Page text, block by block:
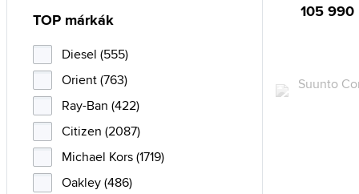
105 990
TOP márkák
Diesel (555)
Orient (763)
Ray-Ban (422)
Citizen (2087)
Michael Kors (1719)
Oakley (486)